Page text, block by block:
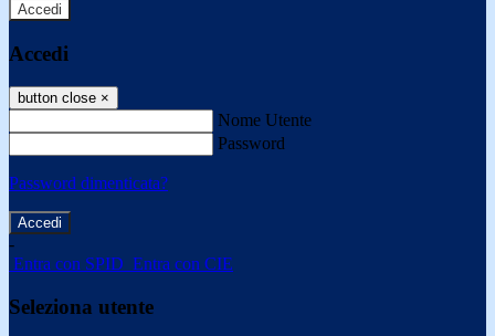
Accedi
Accedi
button close ×
Nome Utente
Password
Password dimenticata?
-
Entra con SPID Entra con CIE
Seleziona utente